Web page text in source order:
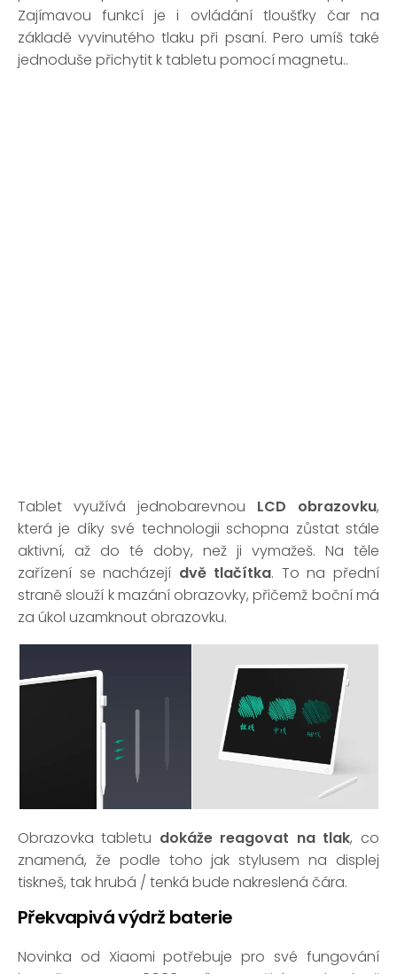
Zajímavou funkcí je i ovládání tloušťky čar na
základě vyvinutého tlaku při psaní. Pero umíš také
jednoduše přichytit k tabletu pomocí magnetu..
Tablet využívá jednobarevnou LCD obrazovku,
která je díky své technologii schopna zůstat stále
aktivní, až do té doby, než ji vymažeš. Na těle
zařízení se nacházejí dvě tlačítka. To na přední
straně slouží k mazání obrazovky, přičemž boční má
za úkol uzamknout obrazovku.
Obrazovka tabletu dokáže reagovat na tlak, co
znamená, že podle toho jak stylusem na displej
tiskneš, tak hrubá / tenká bude nakreslená čára.
Překvapivá výdrž baterie
Novinka od Xiaomi potřebuje pro své fungování